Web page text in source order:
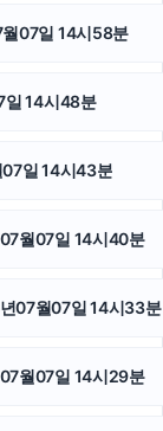
구반티
전문변호사
07일 14시58분
일 14시48분
일 14시43분
월07일 14시40분
07월07일 14시33분
월07일 14시29분